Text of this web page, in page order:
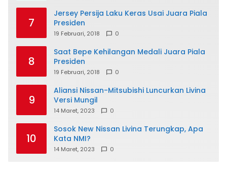
7
Jersey Persija Laku Keras Usai Juara Piala
Presiden
19 Februari, 2018 0
8
Saat Bepe Kehilangan Medali Juara Piala
Presiden
19 Februari, 2018 0
9
Aliansi Nissan-Mitsubishi Luncurkan Livina
Versi Mungil
14 Maret, 2023 0
10
Sosok New Nissan Livina Terungkap, Apa
Kata NMI?
14 Maret, 2023 0